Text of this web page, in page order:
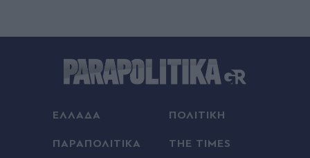
Διακοπές ρεύματος σε Καλλιθέα, Άλιμο, Πειραιά
και άλλες περιοχές της Αττικής την Πέμπτη 6
Πριν 38 λεπτά
Διακοπές νερού σε Αθήνα, Γλυφάδα, Καλλιθέα
ΕΛΛΑΔΑ ΠΟΛΙΤΙΚΗ
ΠΑΡΑΠΟΛΙΤΙΚΑ THE TIMES